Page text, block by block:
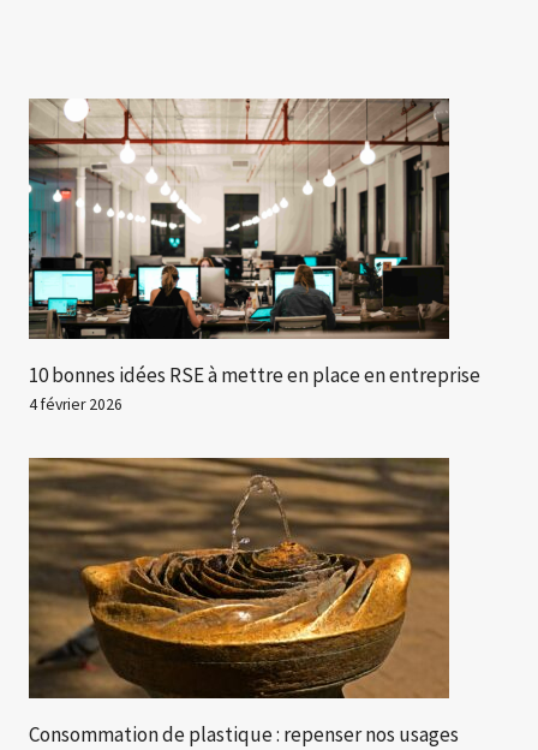
10 bonnes idées RSE à mettre en place en entreprise
4 février 2026
Consommation de plastique : repenser nos usages